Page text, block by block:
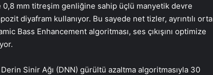
0,8 mm titreşim genliğine sahip üçlü manyetik devre
diyafram kullanıyor. Bu sayede net tizler, ayrıntılı orta
Bass Enhancement algoritması, ses çıkışını optimize
Sinir Ağı (DNN) gürültü azaltma algoritmasıyla 30